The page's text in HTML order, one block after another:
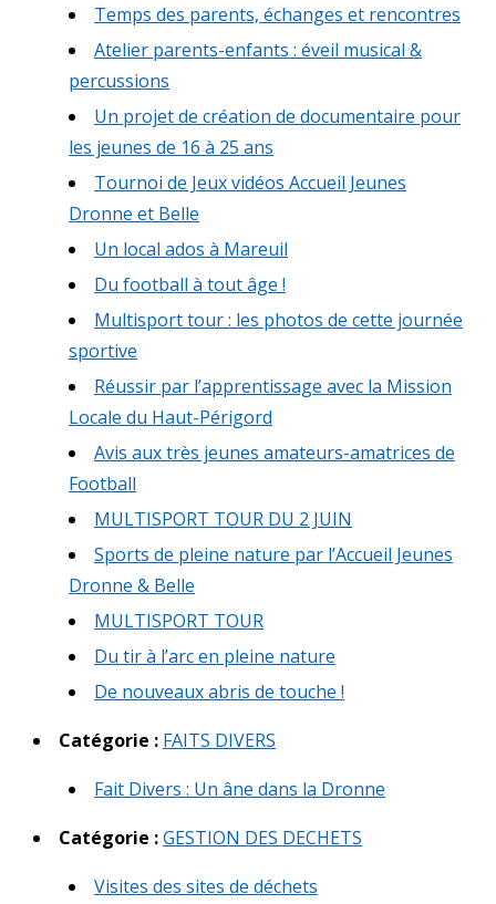
Temps des parents, échanges et rencontres
Atelier parents-enfants : éveil musical &
percussions
Un projet de création de documentaire pour
les jeunes de 16 à 25 ans
Tournoi de Jeux vidéos Accueil Jeunes
Dronne et Belle
Un local ados à Mareuil
Du football à tout âge !
Multisport tour : les photos de cette journée
sportive
Réussir par l’apprentissage avec la Mission
Locale du Haut-Périgord
Avis aux très jeunes amateurs-amatrices de
Football
MULTISPORT TOUR DU 2 JUIN
Sports de pleine nature par l’Accueil Jeunes
Dronne & Belle
MULTISPORT TOUR
Du tir à l’arc en pleine nature
De nouveaux abris de touche !
Catégorie : FAITS DIVERS
Fait Divers : Un âne dans la Dronne
Catégorie :GESTION DES DECHETS
Visites des sites de déchets